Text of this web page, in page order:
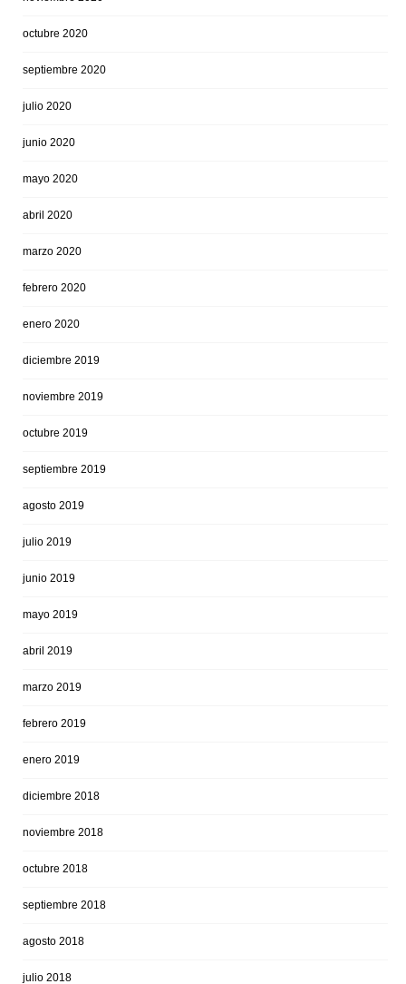
octubre 2020
septiembre 2020
julio 2020
junio 2020
mayo 2020
abril 2020
marzo 2020
febrero 2020
enero 2020
diciembre 2019
noviembre 2019
octubre 2019
septiembre 2019
agosto 2019
julio 2019
junio 2019
mayo 2019
abril 2019
marzo 2019
febrero 2019
enero 2019
diciembre 2018
noviembre 2018
octubre 2018
septiembre 2018
agosto 2018
julio 2018